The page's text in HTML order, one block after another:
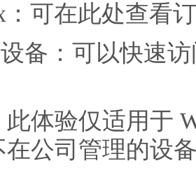
在此处查看订
：可以快速访
验仅适用于
在公司管理的设